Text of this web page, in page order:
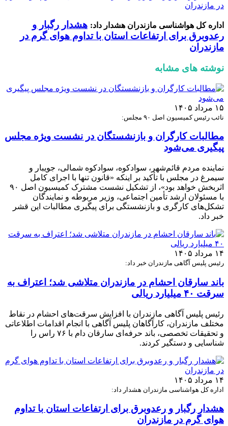
اداره کل هواشناسی مازندران هشدار داد: هشدار رگبار و
رعدوبرق برای ارتفاعات استان با تداوم هوای گرم در
مازندران
نوشته های مشابه
۱۵ مرداد ۱۴۰۵
نائب رئیس کمیسیون اصل ۹۰ مجلس:
مطالبات کارگران و بازنشستگان در نشست ویژه مجلس
پیگیری می‌شود
نماینده مردم قائم‌شهر، سوادکوه، سوادکوه شمالی، جویبار و
سیمرغ در مجلس با تأکید بر اینکه «قانون تنها با اجرای کامل
اثربخش خواهد بود»، از تشکیل نشست مشترک کمیسیون اصل ۹۰
با مسئولان ارشد تأمین اجتماعی، وزیر مربوطه و نمایندگان
تشکل‌های کارگری و بازنشستگی برای پیگیری مطالبات این قشر
خبر داد.
۱۴ مرداد ۱۴۰۵
رئیس پلیس آگاهی مازندران خبر داد:
باند سارقان احشام در مازندران متلاشی شد؛ اعتراف به
سرقت ۴۰ میلیارد ریالی
رئیس پلیس آگاهی مازندران با افزایش سرقت‌های احشام در نقاط
مختلف مازندران، کارآگاهان پلیس آگاهی با انجام اقدامات اطلاعاتی
و تحقیقات تخصصی، باند حرفه‌ای سارقان دام با ۷۶ راس را
شناسایی و دستگیر کردند.
۱۴ مرداد ۱۴۰۵
اداره کل هواشناسی مازندران هشدار داد:
هشدار رگبار و رعدوبرق برای ارتفاعات استان با تداوم
هوای گرم در مازندران